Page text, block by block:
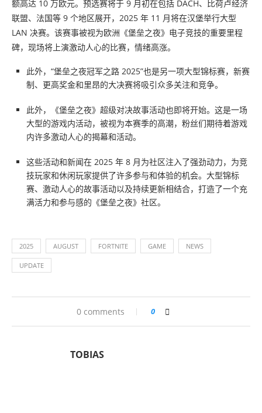
额高达 10 万欧元。预选赛将于 9 月初在包括 DACH、比荷卢经济
联盟、法国等 9 个地区展开，2025 年 11 月将在汉堡举行大型
LAN 决赛。该赛事被视为欧洲《堡垒之夜》电子竞技的重要里程
碑，现场将上演激动人心的比赛，情绪高涨。
此外，“堡垒之夜冠军之路 2025”也是另一项大型锦标赛，新赛
制、更高奖金和里昂的大决赛将吸引众多关注和竞争。
此外，《堡垒之夜》超级对决故事活动也即将开始。这是一场
大型的游戏内活动，被视为本赛季的高潮，粉丝们期待着游戏
内许多激动人心的揭幕和活动。
这些活动和新闻在 2025 年 8 月为社区注入了强劲动力，为竞
技玩家和休闲玩家提供了许多参与和体验的机会。大型锦标
赛、激动人心的故事活动以及持续更新相结合，打造了一个充
满活力和参与感的《堡垒之夜》社区。
2025 AUGUST FORTNITE GAME NEWS
UPDATE
0 comments 0
TOBIAS